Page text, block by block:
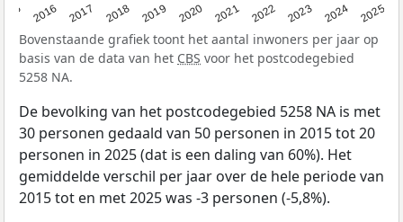
2016 2017 2018 2019 2020 2021 2022 2023 2024 2025
Bovenstaande grafiek toont het aantal inwoners per jaar op
basis van de data van het CBS voor het postcodegebied
5258 NA.
De bevolking van het postcodegebied 5258 NA is met
30 personen gedaald van 50 personen in 2015 tot 20
personen in 2025 (dat is een daling van 60%). Het
gemiddelde verschil per jaar over de hele periode van
2015 tot en met 2025 was -3 personen (-5,8%).